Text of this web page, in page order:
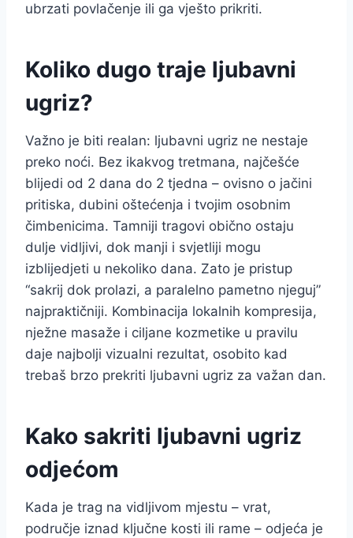
ubrzati povlačenje ili ga vješto prikriti.
Koliko dugo traje ljubavni
ugriz?
Važno je biti realan: ljubavni ugriz ne nestaje
preko noći. Bez ikakvog tretmana, najčešće
blijedi od 2 dana do 2 tjedna – ovisno o jačini
pritiska, dubini oštećenja i tvojim osobnim
čimbenicima. Tamniji tragovi obično ostaju
dulje vidljivi, dok manji i svjetliji mogu
izblijedjeti u nekoliko dana. Zato je pristup
“sakrij dok prolazi, a paralelno pametno njeguj”
najpraktičniji. Kombinacija lokalnih kompresija,
nježne masaže i ciljane kozmetike u pravilu
daje najbolji vizualni rezultat, osobito kad
trebaš brzo prekriti ljubavni ugriz za važan dan.
Kako sakriti ljubavni ugriz
odjećom
Kada je trag na vidljivom mjestu – vrat,
područje iznad ključne kosti ili rame – odjeća je